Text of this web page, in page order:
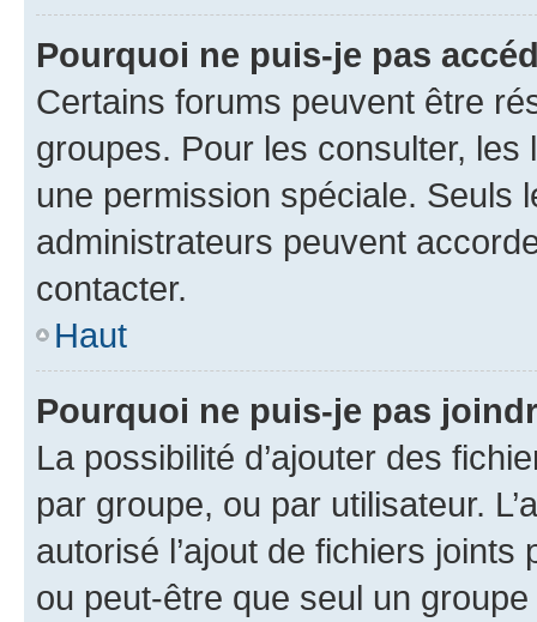
Pourquoi ne puis-je pas
Certains forums peuvent être
groupes. Pour les consulter,
une permission spéciale. Seuls
administrateurs peuvent
contacter.
Haut
Pourquoi ne puis-je pas
La possibilité d’ajouter des
par groupe, ou par utilisateur.
autorisé l’ajout de fichiers
ou peut-être que seul un